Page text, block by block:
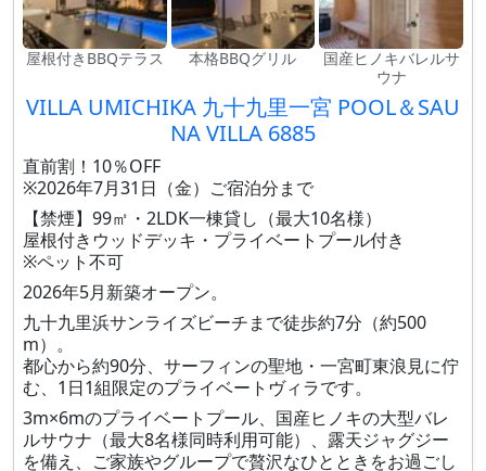
屋根付きBBQテラス 本格BBQグリル
国産ヒノキバレルサ
ウナ
VILLA UMICHIKA 九十九里一宮 POOL＆SAU
NA VILLA 6885
直前割！10％OFF
※2026年7月31日（金）ご宿泊分まで
【禁煙】99㎡・2LDK一棟貸し（最大10名様）
屋根付きウッドデッキ・プライベートプール付き
※ペット不可
2026年5月新築オープン。
九十九里浜サンライズビーチまで徒歩約7分（約500
m）。
都心から約90分、サーフィンの聖地・一宮町東浪見に佇
む、1日1組限定のプライベートヴィラです。
3m×6mのプライベートプール、国産ヒノキの大型バレ
ルサウナ（最大8名様同時利用可能）、露天ジャグジー
を備え、ご家族やグループで贅沢なひとときをお過ごし